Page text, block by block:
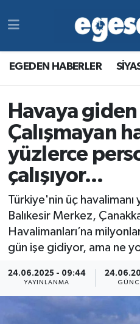
EGEDEN HABERLER
Havaya
Çalışmayan
yüzlerce
çalışıyor...
Türkiye'nin üç havalimanı
Balıkesir Merkez,
Havalimanları’na
gün işe gidiyor, ama ne
24.06.2025 - 09:44
YAYINLANMA
Yazarlar
YAŞAM
MAGAZİN
RESMİ REKLAMLAR
SPOR
YAŞAM
MAGAZİN
RESMİ REKLAMLAR
Egemax TV
Süper Lig Puan
Tüm Manşetler
Son Dakika Haberleri
Haber Arşivi